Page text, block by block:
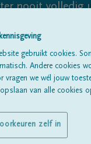
nooit volledig
gebruikt cookies.
Andere cookies
vragen we wél jouw
van alle cookies
zelf in